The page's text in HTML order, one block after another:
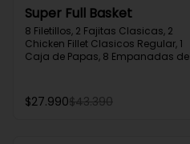
Super Full Basket
8 Filetillos, 2 Fajitas Clasicas, 2
Chicken Fillet Clasicos Regular, 1
Caja de Papas, 8 Empanadas de
$27.990$43.390